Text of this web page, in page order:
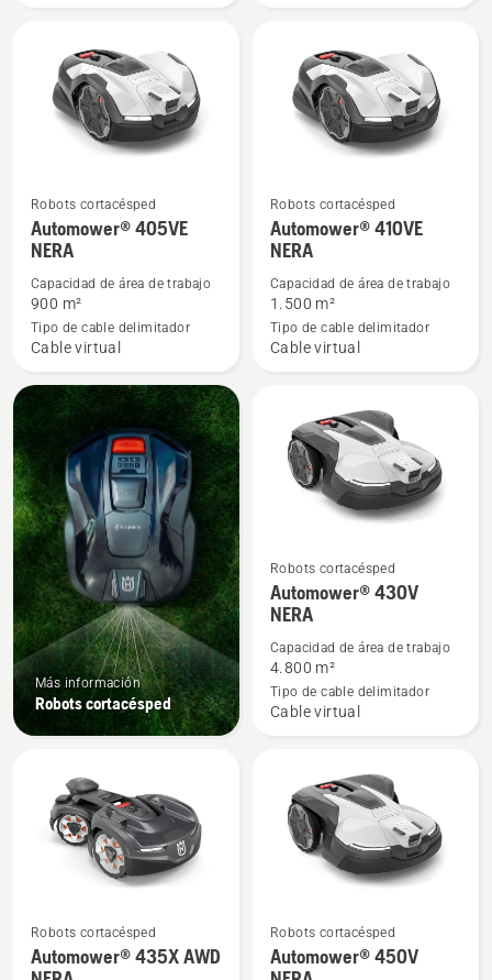
Ver
más
detalles
sobre
Automower®
405VE
Robots cortacésped
Automower® 405VE
NERA
Capacidad de área de trabajo
900 m²
Tipo de cable delimitador
Cable virtual
Ver
más
detalles
sobre
Automower®
410VE
Robots cortacésped
Automower® 410VE
NERA
Capacidad de área de trabajo
1.500 m²
Tipo de cable delimitador
Cable virtual
Más información
Robots cortacésped
Ver
más
detalles
sobre
Automower®
430V
Robots cortacésped
Automower® 430V
NERA
Capacidad de área de trabajo
4.800 m²
Tipo de cable delimitador
Cable virtual
Ver
más
Robots cortacésped
Automower® 435X AWD
Ver
más
Robots cortacésped
Automower® 450V